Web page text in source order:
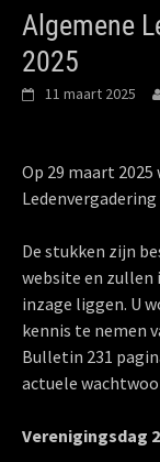
Algemene
2025
11 maart 2025
Op 29 maart
Ledenvergadering
De stukken zijn
website en zullen
inzage liggen. U
kennis te nemen
Bulletin 231
actuele
Verenigingsdag